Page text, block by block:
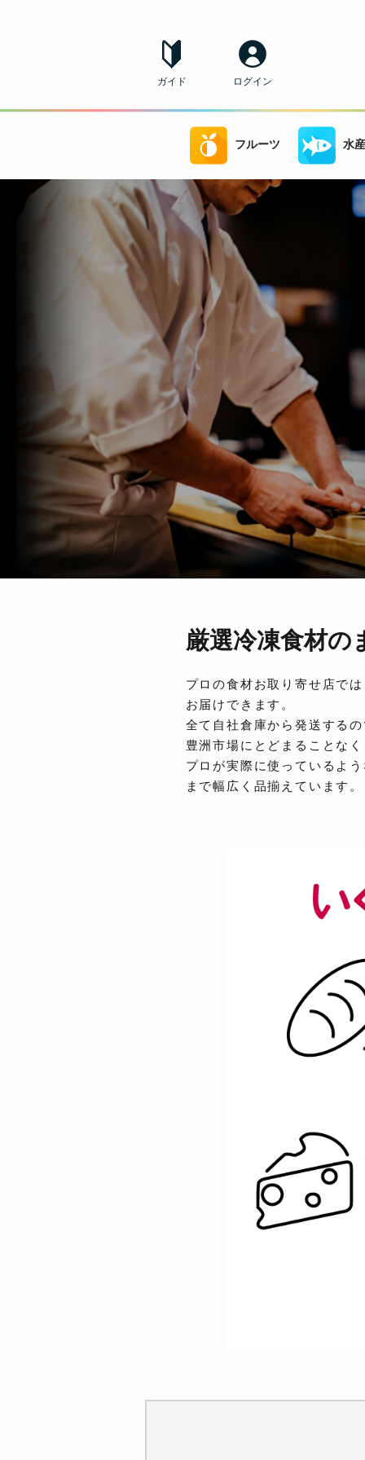
ガイド ログイン
フルーツ 水
厳選冷凍食材の
プロの食材お取り寄せ店で
お届けできます。
全て自社倉庫から発送する
豊洲市場にとどまることな
プロが実際に使っているよ
まで幅広く品揃えています。